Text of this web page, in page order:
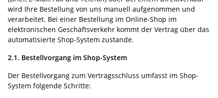
wird Ihre Bestellung von uns manuell aufgenommen und
verarbeitet. Bei einer Bestellung im Online-Shop im
elektronischen Geschäftsverkehr kommt der Vertrag über das
automatisierte Shop-System zustande.
2.1. Bestellvorgang im Shop-System
Der Bestellvorgang zum Vertragsschluss umfasst im Shop-
System folgende Schritte: